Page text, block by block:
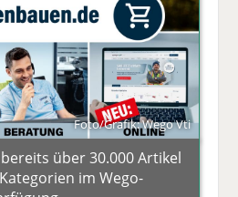
Foto/Grafik: Wego Vti
über 30.000 Artikel
im Wego-